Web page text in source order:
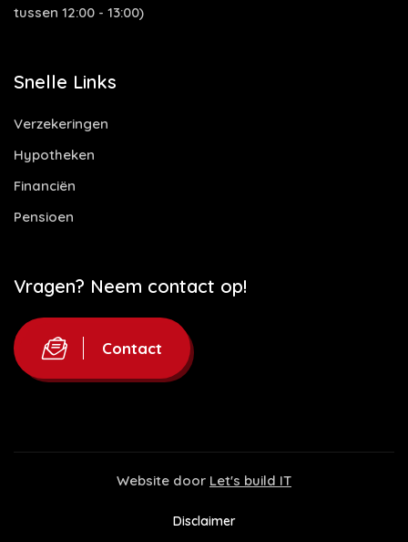
tussen 12:00 - 13:00)
Snelle Links
Verzekeringen
Hypotheken
Financiën
Pensioen
Vragen? Neem contact op!
Contact
Website door Let's build IT
Disclaimer